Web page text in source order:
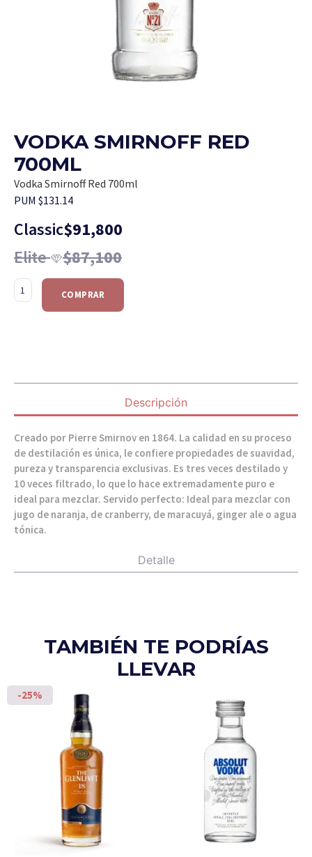
VODKA SMIRNOFF RED
700ML
Vodka Smirnoff Red 700ml
PUM $131.14
Classic$91,800
Elite $87,100
COMPRAR
Descripción
Detalle
Creado por Pierre Smirnov en 1864. La calidad en su proceso
de destilación es única, le confiere propiedades de suavidad,
pureza y transparencia exclusivas. Es tres veces destilado y
10 veces filtrado, lo que lo hace extremadamente puro e
ideal para mezclar. Servido perfecto: Ideal para mezclar con
jugo de naranja, de cranberry, de maracuyá, ginger ale o agua
tónica.
TAMBIÉN TE PODRÍAS
LLEVAR
-25%